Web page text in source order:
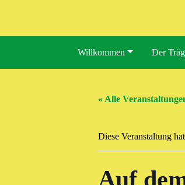
Willkommen Der
« Alle
Diese Veranstaltung
Auf